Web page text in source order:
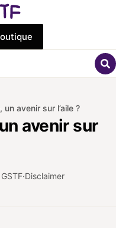
un avenir sur l’aile ?
avenir sur
Disclaimer